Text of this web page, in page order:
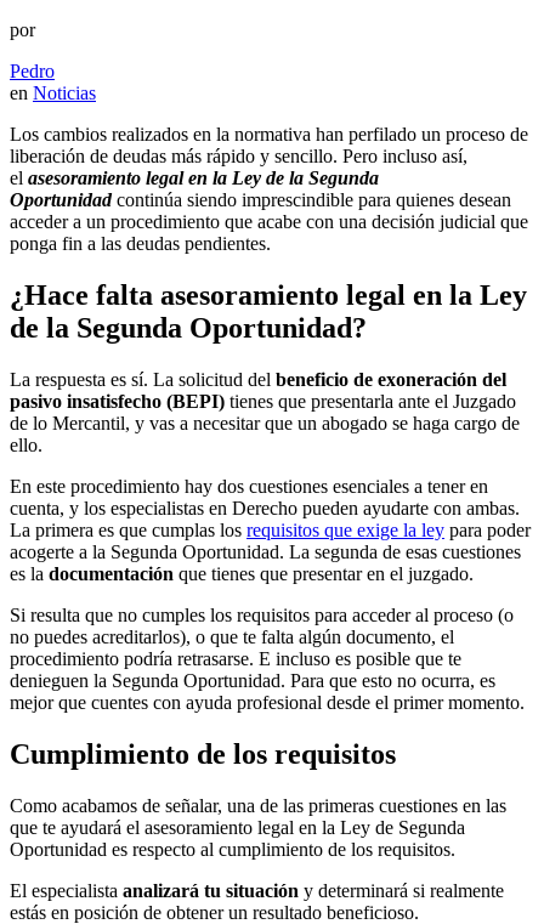
por
Pedro
en Noticias
Los cambios realizados en la normativa han perfilado un proceso de
liberación de deudas más rápido y sencillo. Pero incluso así,
el asesoramiento legal en la Ley de la Segunda
Oportunidadcontinúa siendo imprescindible para quienes desean
acceder a un procedimiento que acabe con una decisión judicial que
ponga fin a las deudas pendientes.
¿Hace falta asesoramiento legal en la Ley
de la Segunda Oportunidad?
La respuesta es sí. La solicitud del beneficio de exoneración del
pasivo insatisfecho (BEPI) tienes que presentarla ante el Juzgado
de lo Mercantil, y vas a necesitar que un abogado se haga cargo de
ello.
En este procedimiento hay dos cuestiones esenciales a tener en
cuenta, y los especialistas en Derecho pueden ayudarte con ambas.
La primera es que cumplas los requisitos que exige la ley para poder
acogerte a la Segunda Oportunidad. La segunda de esas cuestiones
es la documentación que tienes que presentar en el juzgado.
Si resulta que no cumples los requisitos para acceder al proceso (o
no puedes acreditarlos), o que te falta algún documento, el
procedimiento podría retrasarse. E incluso es posible que te
denieguen la Segunda Oportunidad. Para que esto no ocurra, es
mejor que cuentes con ayuda profesional desde el primer momento.
Cumplimiento de los requisitos
Como acabamos de señalar, una de las primeras cuestiones en las
que te ayudará el asesoramiento legal en la Ley de Segunda
Oportunidad es respecto al cumplimiento de los requisitos.
El especialista analizará tu situación y determinará si realmente
estás en posición de obtener un resultado beneficioso.